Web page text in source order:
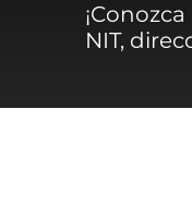
NIT,